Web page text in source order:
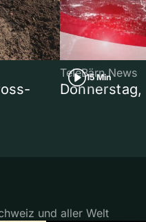
15 Min
TeleBärn News
und aller Welt